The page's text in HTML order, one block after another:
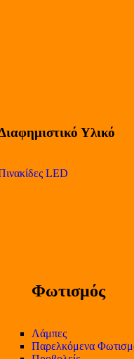
Υλικό
LED
Φωτισμός
Λάμπες
Παρελκόμενα